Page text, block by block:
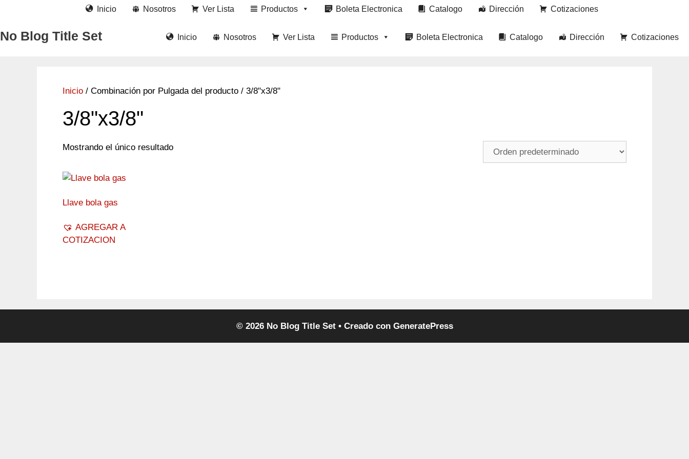
contenido
Inicio Nosotros Ver Lista Productos Boleta Electronica Catalogo Dirección Cotizaciones
No Blog Title Set Inicio Nosotros Ver Lista Productos Boleta Electronica Catalogo Dirección Cotizaciones
Inicio / Combinación por Pulgada del producto / 3/8"x3/8"
3/8"x3/8"
Mostrando el único resultado
Llave bola gas
AGREGAR A
COTIZACION
© 2026 No Blog Title Set• Creado con GeneratePress